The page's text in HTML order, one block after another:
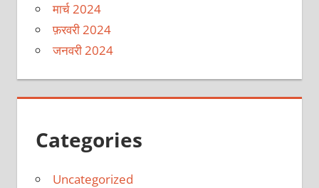
मार्च 2024
फ़रवरी 2024
जनवरी 2024
Categories
Uncategorized